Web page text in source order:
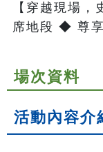
【穿越現場
席地段 ◆ 尊
場次資料
活動內容介